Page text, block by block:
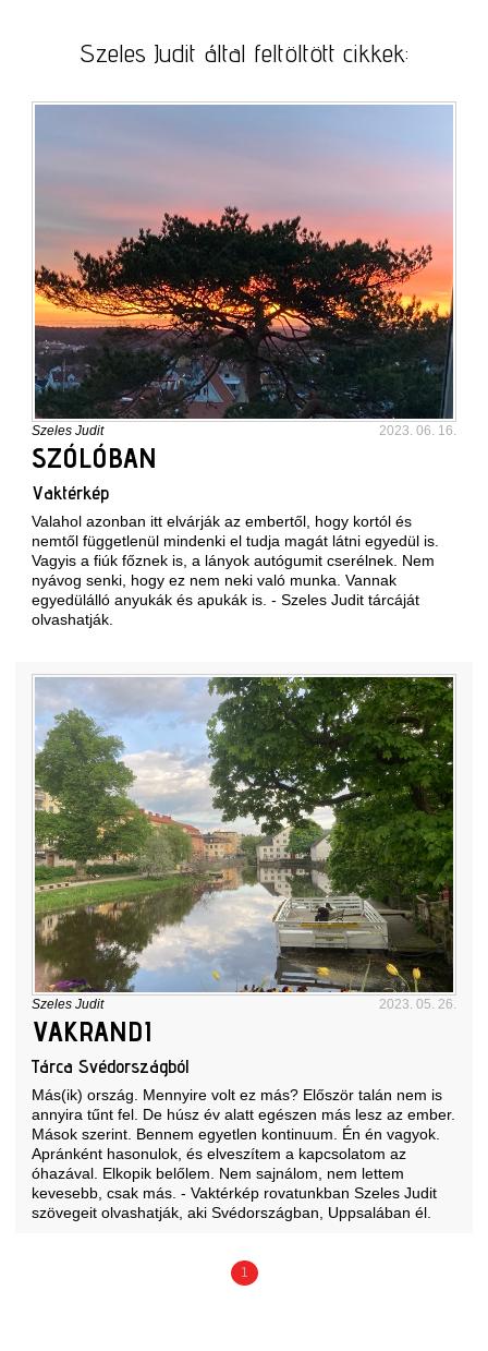
Szeles Judit által feltöltött cikkek:
Szeles Judit 2023. 06. 16.
SZÓLÓBAN
Vaktérkép
Valahol azonban itt elvárják az embertől, hogy kortól és
nemtől függetlenül mindenki el tudja magát látni egyedül is.
Vagyis a fiúk főznek is, a lányok autógumit cserélnek. Nem
nyávog senki, hogy ez nem neki való munka. Vannak
egyedülálló anyukák és apukák is. - Szeles Judit tárcáját
olvashatják.
Szeles Judit 2023. 05. 26.
VAKRANDI
Tárca Svédországból
Más(ik) ország. Mennyire volt ez más? Először talán nem is
annyira tűnt fel. De húsz év alatt egészen más lesz az ember.
Mások szerint. Bennem egyetlen kontinuum. Én én vagyok.
Apránként hasonulok, és elveszítem a kapcsolatom az
óhazával. Elkopik belőlem. Nem sajnálom, nem lettem
kevesebb, csak más. - Vaktérkép rovatunkban Szeles Judit
szövegeit olvashatják, aki Svédországban, Uppsalában él.
1